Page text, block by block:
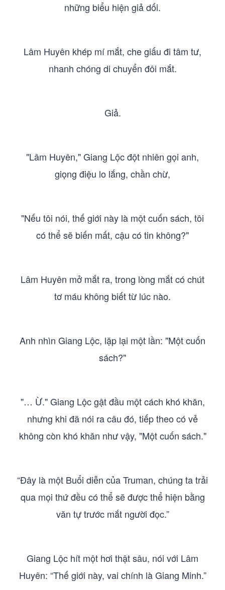
những biểu hiện giả dối.
Lâm Huyên khép mí mắt, che giấu đi tâm tư,
nhanh chóng di chuyển đôi mắt.
Giả.
"Lâm Huyên," Giang Lộc đột nhiên gọi anh,
giọng điệu lo lắng, chần chừ,
"Nếu tôi nói, thế giới này là một cuốn sách, tôi
có thể sẽ biến mất, cậu có tin không?"
Lâm Huyên mở mắt ra, trong lòng mắt có chút
tơ máu không biết từ lúc nào.
Anh nhìn Giang Lộc, lặp lại một lần: "Một cuốn
sách?"
"… Ừ." Giang Lộc gật đầu một cách khó khăn,
nhưng khi đã nói ra câu đó, tiếp theo có vẻ
không còn khó khăn như vậy, "Một cuốn sách."
“Đây là một Buổi diễn của Truman, chúng ta trải
qua mọi thứ đều có thể sẽ được thể hiện bằng
văn tự trước mắt người đọc.”
Giang Lộc hít một hơi thật sâu, nói với Lâm
Huyên: “Thế giới này, vai chính là Giang Minh.”